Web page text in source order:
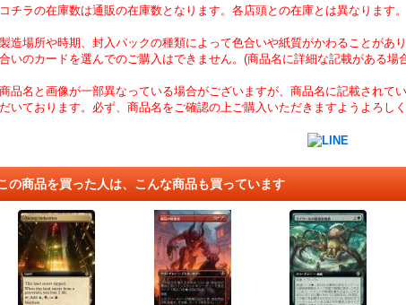
チラの在庫数は通販の在庫数となります。各店頭との在庫とは異なります。
造場所や時期、封入パックの種類によって色合いや紙質がかわることがあ
いのカードを選んでのご購入はできません。(商品名に詳細な記載がある場
品名と画像が一部異なっている場合がございますが、商品名に記載されて
いております。必ず、商品名をご確認の上ご購入いただきますようよろし
の商品を買った人は、こんな商品も買っています